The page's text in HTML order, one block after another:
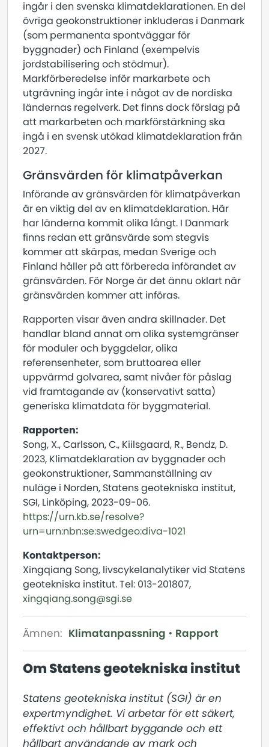
ingår i den svenska klimatdeklarationen. En del
övriga geokonstruktioner inkluderas i Danmark
(som permanenta spontväggar för
byggnader) och Finland (exempelvis
jordstabilisering och stödmur).
Markförberedelse inför markarbete och
utgrävning ingår inte i något av de nordiska
ländernas regelverk. Det finns dock förslag på
att markarbeten och markförstärkning ska
ingå i en svensk utökad klimatdeklaration från
2027.
Gränsvärden för klimatpåverkan
Införande av gränsvärden för klimatpåverkan
är en viktig del av en klimatdeklaration. Här
har länderna kommit olika långt. I Danmark
finns redan ett gränsvärde som stegvis
kommer att skärpas, medan Sverige och
Finland håller på att förbereda införandet av
gränsvärden. För Norge är det ännu oklart när
gränsvärden kommer att införas.
Rapporten visar även andra skillnader. Det
handlar bland annat om olika systemgränser
för moduler och byggdelar, olika
referensenheter, som bruttoarea eller
uppvärmd golvarea, samt nivåer för påslag
vid framtagande av (konservativt satta)
generiska klimatdata för byggmaterial.
Rapporten:
Song, X., Carlsson, C., Kiilsgaard, R., Bendz, D.
2023, Klimatdeklaration av byggnader och
geokonstruktioner, Sammanställning av
nuläge i Norden, Statens geotekniska institut,
SGI, Linköping, 2023-09-06.
https://urn.kb.se/resolve?
urn=urn:nbn:se:swedgeo:diva-1021
Kontaktperson:
Xingqiang Song, livscykelanalytiker vid Statens
geotekniska institut. Tel: 013-201807,
xingqiang.song@sgi.se
Ämnen: Klimatanpassning Rapport
Om Statens geotekniska institut
Statens geotekniska institut (SGI) är en
expertmyndighet. Vi arbetar för ett säkert,
effektivt och hållbart byggande och ett
hållbart användande av mark och